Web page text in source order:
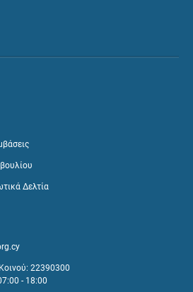
Δελτία
22390300
- 18:00